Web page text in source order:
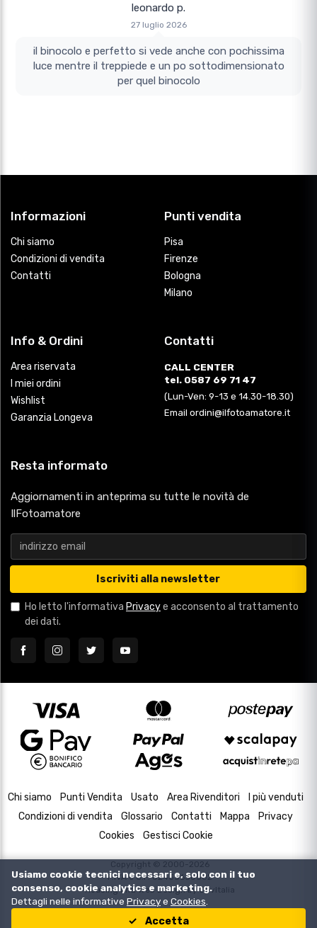
leonardo p.
27 luglio 2026
il binocolo e perfetto si vede anche con pochissima
luce mentre il treppiede e un po sottodimensionato
per quel binocolo
Informazioni
Chi siamo
Condizioni di vendita
Contatti
Punti vendita
Pisa
Firenze
Bologna
Milano
Info & Ordini
Area riservata
I miei ordini
Wishlist
Garanzia Longeva
Contatti
CALL CENTER
tel. 0587 69 71 47
(Lun-Ven: 9-13 e 14.30-18.30)
Email ordini@ilfotoamatore.it
Resta informato
Aggiornamenti in anteprima su tutte le novità de
IlFotoamatore
Iscriviti alla newsletter
Ho letto l'informativa Privacye acconsento al trattamento
dei dati.
Chi siamo Punti Vendita Usato Area Rivenditori
I più venduti
Condizioni di vendita
Glossario Contatti Mappa
Privacy
Cookies
Gestisci Cookie
Copyright © 2000-2026
P.IVA e C.F. 02433630502
Housing and Web Design byDevItalia
Usiamo cookie tecnici necessari e, solo con il tuo
consenso, cookie analytics e marketing.
Dettagli nelle informative Privacye Cookies
Accetta